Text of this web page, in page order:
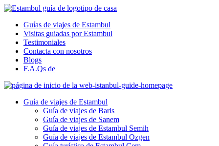
Guías de viajes de Estambul
Visitas guiadas por Estambul
Testimoniales
Contacta con nosotros
Blogs
F.A.Qs de
Guía de viajes de Estambul
Guía de viajes de Baris
Guía de viajes de Sanem
Guía de viajes de Estambul Semih
Guía de viajes de Estambul Ozgen